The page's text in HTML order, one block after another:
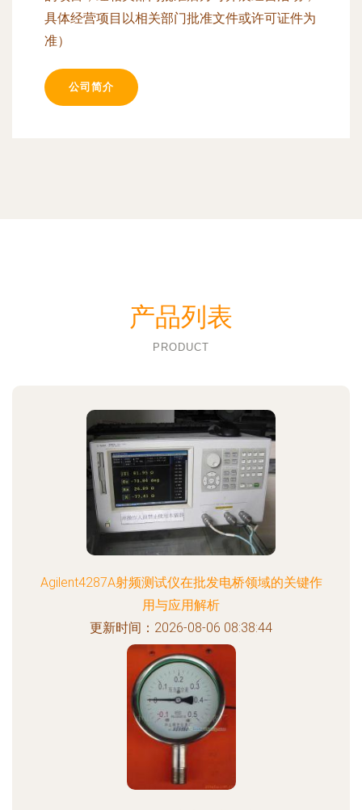
具体经营项目以相关部门批准文件或许可证件为
准）
公司简介
产品列表
PRODUCT
Agilent4287A射频测试仪在批发电桥领域的关键作
用与应用解析
更新时间：2026-08-06 08:38:44